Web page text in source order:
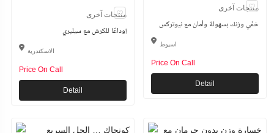
منتجات آخرى
وداعًا للكرش مع سيليري!
الاسكندرية
Price On Call
Detail
منتجات آخرى
خفّي وزنك بسهولة وأمان مع نيوتركس
اسيوط
Price On Call
Detail